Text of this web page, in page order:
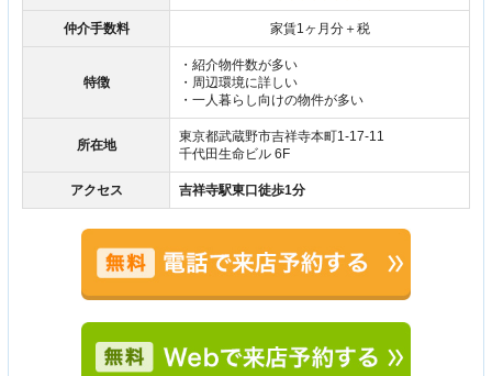
仲介手数料 家賃1ヶ月分＋税
特徴
・紹介物件数が多い
・周辺環境に詳しい
・一人暮らし向けの物件が多い
所在地
東京都武蔵野市吉祥寺本町1-17-11
千代田生命ビル 6F
アクセス 吉祥寺駅東口徒歩1分